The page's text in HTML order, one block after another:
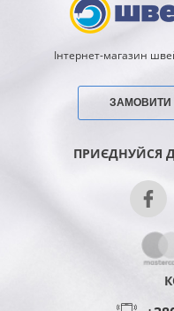
Інтернет-магазин
ЗАМОВИТИ
ПРИЄДНУЙСЯ